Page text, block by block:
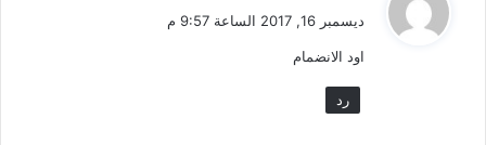
ل
ديسمبر 16, 2017 الساعة 9:57 م
اود الانضمام
رد